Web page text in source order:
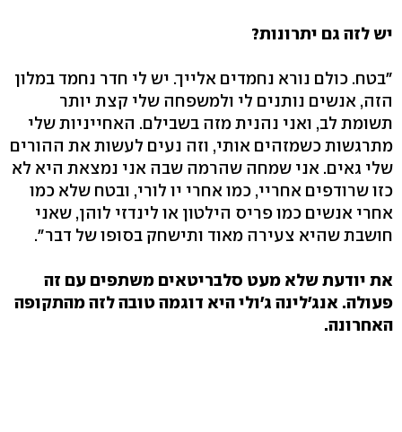
יש לזה גם יתרונות?
"בטח. כולם נורא נחמדים אלייך. יש לי חדר נחמד במלון
הזה, אנשים נותנים לי ולמשפחה שלי קצת יותר
תשומת לב, ואני נהנית מזה בשבילם. האחייניות שלי
מתרגשות כשמזהים אותי, וזה נעים לעשות את ההורים
שלי גאים. אני שמחה שהרמה שבה אני נמצאת היא לא
כזו שרודפים אחריי, כמו אחרי יו לורי, ובטח שלא כמו
אחרי אנשים כמו פריס הילטון או לינדזי לוהן, שאני
חושבת שהיא צעירה מאוד ותישחק בסופו של דבר".
את יודעת שלא מעט סלבריטאים משתפים עם זה
פעולה. אנג'לינה ג'ולי היא דוגמה טובה לזה מהתקופה
האחרונה.